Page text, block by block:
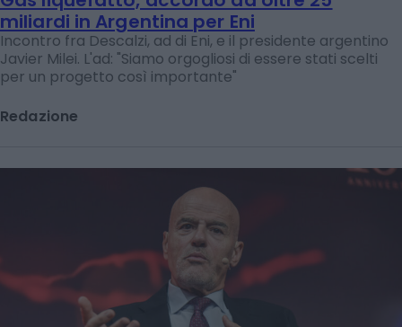
miliardi in Argentina per Eni
Incontro fra Descalzi, ad di Eni, e il presidente argentino
Javier Milei. L'ad: "Siamo orgogliosi di essere stati scelti
per un progetto così importante"
Redazione